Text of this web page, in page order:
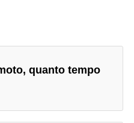
quanto tempo